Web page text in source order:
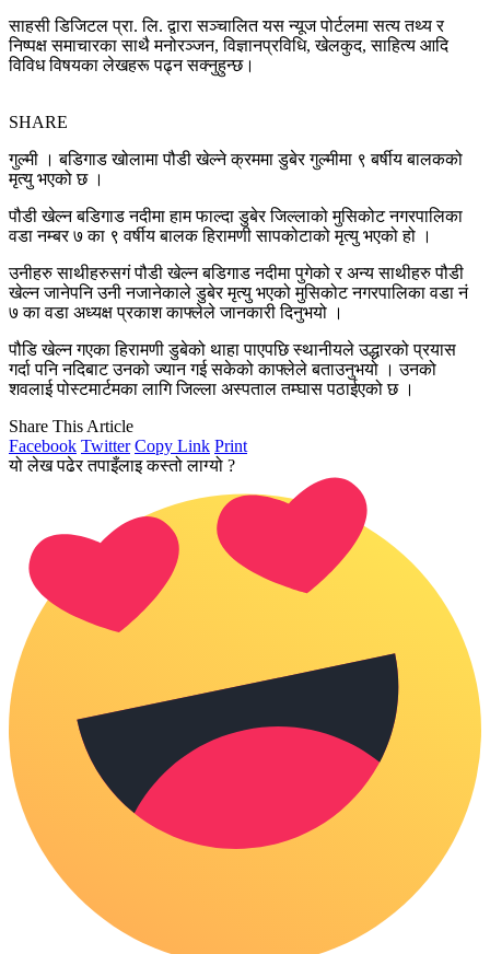
साहसी डिजिटल प्रा. लि. द्वारा सञ्चालित यस न्यूज पोर्टलमा सत्य तथ्य र
निष्पक्ष समाचारका साथै मनोरञ्जन, विज्ञानप्रविधि, खेलकुद, साहित्य आदि
विविध विषयका लेखहरू पढ्न सक्नुहुन्छ।
SHARE
गुल्मी । बडिगाड खोलामा पौडी खेल्ने क्रममा डुबेर गुल्मीमा ९ बर्षीय बालकको
मृत्यु भएको छ ।
पौडी खेल्न बडिगाड नदीमा हाम फाल्दा डुबेर जिल्लाको मुसिकोट नगरपालिका
वडा नम्बर ७ का ९ वर्षीय बालक हिरामणी सापकोटाको मृत्यु भएको हो ।
उनीहरु साथीहरुसगं पौडी खेल्न बडिगाड नदीमा पुगेको र अन्य साथीहरु पौडी
खेल्न जानेपनि उनी नजानेकाले डुबेर मृत्यु भएको मुसिकोट नगरपालिका वडा नं
७ का वडा अध्यक्ष प्रकाश काफ्लेले जानकारी दिनुभयो ।
पौडि खेल्न गएका हिरामणी डुबेको थाहा पाएपछि स्थानीयले उद्धारको प्रयास
गर्दा पनि नदिबाट उनको ज्यान गई सकेको काफ्लेले बताउनुभयो । उनको
शवलाई पोस्टमार्टमका लागि जिल्ला अस्पताल तम्घास पठाईएको छ ।
Share This Article
Facebook Twitter Copy Link Print
यो लेख पढेर तपाइँलाइ कस्तो लाग्यो ?